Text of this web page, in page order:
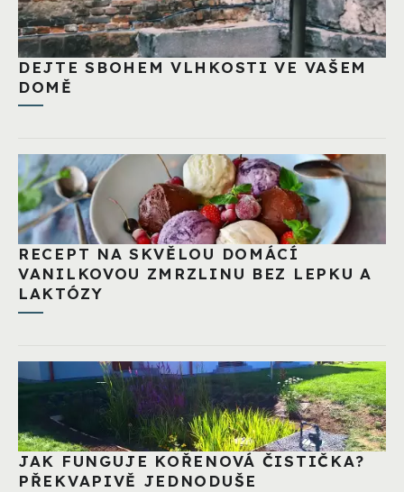
DEJTE SBOHEM VLHKOSTI VE VAŠEM
DOMĚ
RECEPT NA SKVĚLOU DOMÁCÍ
VANILKOVOU ZMRZLINU BEZ LEPKU A
LAKTÓZY
JAK FUNGUJE KOŘENOVÁ ČISTIČKA?
PŘEKVAPIVĚ JEDNODUŠE